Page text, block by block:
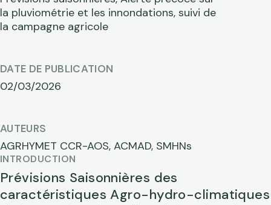
la pluviométrie et les innondations, suivi de
la campagne agricole
DATE DE PUBLICATION
02/03/2026
AUTEURS
AGRHYMET CCR-AOS, ACMAD, SMHNs
INTRODUCTION
Prévisions Saisonnières des
caractéristiques Agro-hydro-climatiques